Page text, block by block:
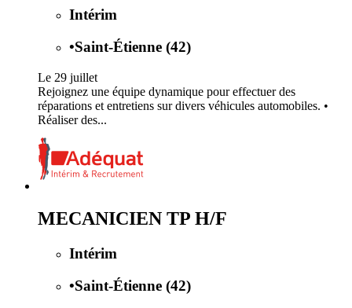
Intérim
•Saint-Étienne (42)
Le 29 juillet
Rejoignez une équipe dynamique pour effectuer des
réparations et entretiens sur divers véhicules automobiles. •
Réaliser des...
MECANICIEN TP H/F
Intérim
•Saint-Étienne (42)